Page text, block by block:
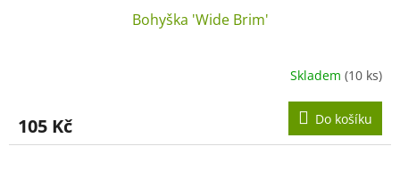
Bohyška 'Wide Brim'
Skladem (10 ks)
105 Kč Do košíku